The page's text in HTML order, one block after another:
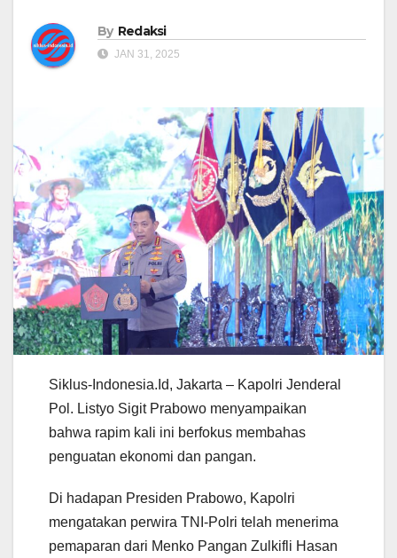
By Redaksi
JAN 31, 2025
Siklus-Indonesia.Id, Jakarta – Kapolri Jenderal
Pol. Listyo Sigit Prabowo menyampaikan
bahwa rapim kali ini berfokus membahas
penguatan ekonomi dan pangan.
Di hadapan Presiden Prabowo, Kapolri
mengatakan perwira TNI-Polri telah menerima
pemaparan dari Menko Pangan Zulkifli Hasan